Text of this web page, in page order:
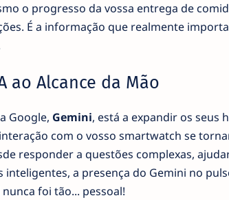
o progresso da vossa entrega de
É a informação que realmente
ao Alcance da Mão
Google, Gemini, está a expandir os seus
com o vosso smartwatch se
responder a questões complexas,
a presença do Gemini no
foi tão... pessoal!